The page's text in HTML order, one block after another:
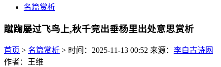
名篇赏析
蹴踘屡过飞鸟上,秋千竞出垂杨里出处意思赏析
首页 > 名篇赏析 > 时间：2025-11-13 00:52 来源： 李白古诗网
作者：王维